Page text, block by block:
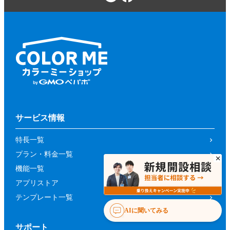
サービス情報
特長一覧
プラン・料金一覧
機能一覧
アプリストア
テンプレート一覧
サポート
AIに聞いてみる